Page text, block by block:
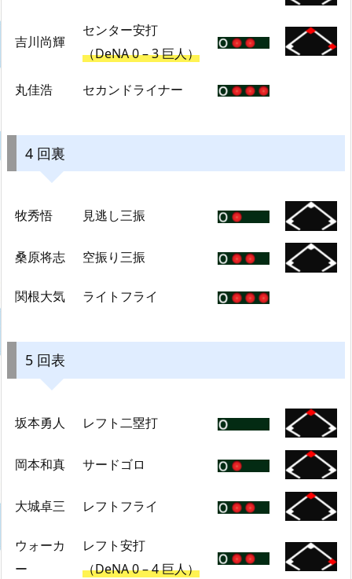
吉川尚輝
センター安打
（DeNA 0 – 3 巨人）
丸佳浩 セカンドライナー
4 回裏
牧秀悟 見逃し三振
桑原将志 空振り三振
関根大気 ライトフライ
5 回表
坂本勇人 レフト二塁打
岡本和真 サードゴロ
大城卓三 レフトフライ
ウォーカ
ー
レフト安打
（DeNA 0 – 4 巨人）